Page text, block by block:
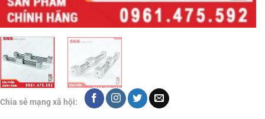
Chia sẻ mạng xã hội: